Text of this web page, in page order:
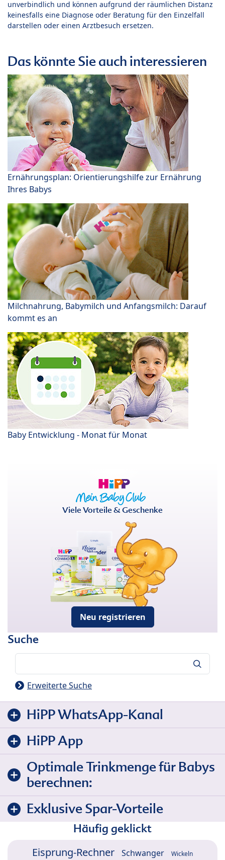
unverbindlich und können aufgrund der räumlichen Distanz
keinesfalls eine Diagnose oder Beratung für den Einzelfall
darstellen oder einen Arztbesuch ersetzen.
Das könnte Sie auch interessieren
Ernährungsplan: Orientierungshilfe zur Ernährung
Ihres Babys
Milchnahrung, Babymilch und Anfangsmilch: Darauf
kommt es an
Baby Entwicklung - Monat für Monat
Viele Vorteile & Geschenke
Neu registrieren
Suche
Erweiterte Suche
HiPP WhatsApp-Kanal
HiPP App
Optimale Trinkmenge für Babys
berechnen:
Exklusive Spar-Vorteile
Häufig geklickt
Eisprung-Rechner Schwanger Wickeln